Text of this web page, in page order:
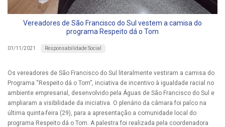
Vereadores de São Francisco do Sul vestem a camisa do
programa Respeito dá o Tom
01/11/2021 Responsabilidade Social
Os vereadores de São Francisco do Sul literalmente vestiram a camisa do
Programa “Respeito dá o Tom”, inciativa de incentivo à igualdade racial no
ambiente empresarial, desenvolvido pela Águas de São Francisco do Sul e
ampliaram a visibilidade da iniciativa. O plenário da câmara foi palco na
última quinta-feira (29), para a apresentação a comunidade local do
programa Respeito dá o Tom. A palestra foi realizada pela coordenadora